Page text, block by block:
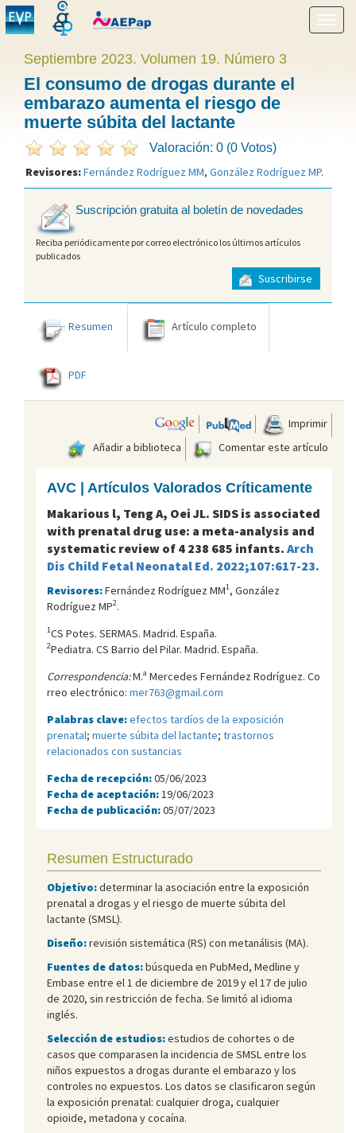
menú
Septiembre 2023. Volumen 19. Número 3
El consumo de drogas durante el
embarazo aumenta el riesgo de
muerte súbita del lactante
Valoración: 0 (0 Votos)
Revisores:Fernández Rodríguez MM, González Rodríguez MP.
Suscripción gratuita al boletín de novedades
Reciba periódicamente por correo electrónico los últimos artículos
publicados
Suscribirse
Resumen Artículo completo
PDF
Imprimir
Añadir a biblioteca
Comentar este artículo
AVC | Artículos Valorados Críticamente
Makarious l, Teng A, Oei JL. SIDS is associated
with prenatal drug use: a meta-analysis and
systematic review of 4 238 685 infants. Arch
Dis Child Fetal Neonatal Ed. 2022;107:617-23.
Revisores:Fernández Rodríguez MM1, González
Rodríguez MP2.
1CS Potes. SERMAS. Madrid. España.
2Pediatra. CS Barrio del Pilar. Madrid. España.
Correspondencia:M.ª Mercedes Fernández Rodríguez. Co
rreo electrónico: mer763@gmail.com
Palabras clave:efectos tardíos de la exposición
prenatal; muerte súbita del lactante; trastornos
relacionados con sustancias
Fecha de recepción:05/06/2023
Fecha de aceptación: 19/06/2023
Fecha de publicación:05/07/2023
Resumen Estructurado
Objetivo:determinar la asociación entre la exposición
prenatal a drogas y el riesgo de muerte súbita del
lactante (SMSL).
Diseño:revisión sistemática (RS) con metanálisis (MA).
Fuentes de datos:búsqueda en PubMed, Medline y
Embase entre el 1 de diciembre de 2019 y el 17 de julio
de 2020, sin restricción de fecha. Se limitó al idioma
inglés.
Selección de estudios:estudios de cohortes o de
casos que comparasen la incidencia de SMSL entre los
niños expuestos a drogas durante el embarazo y los
controles no expuestos. Los datos se clasificaron según
la exposición prenatal: cualquier droga, cualquier
opioide, metadona y cocaína.